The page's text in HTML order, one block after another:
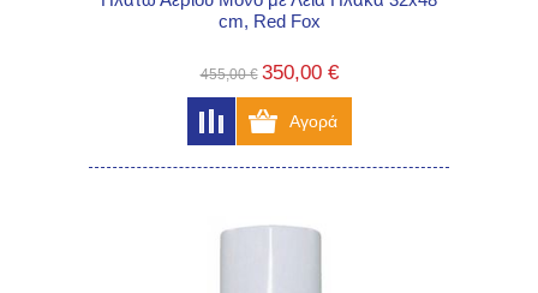
cm, Red Fox
455,00 € 350,00 €